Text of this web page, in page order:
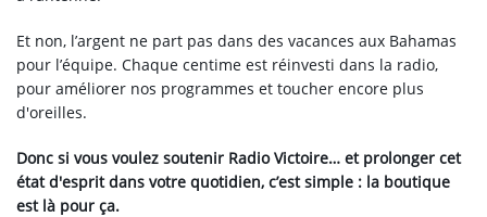
Et non, l’argent ne part pas dans des vacances aux Bahamas
pour l’équipe. Chaque centime est réinvesti dans la radio,
pour améliorer nos programmes et toucher encore plus
d'oreilles.
Donc si vous voulez soutenir Radio Victoire… et prolonger cet
état d'esprit dans votre quotidien, c’est simple : la boutique
est là pour ça.